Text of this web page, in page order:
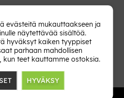
evästeitä mukauttaakseen ja
näytettävää sisältöä.
hyväksyt kaiken tyyppiset
parhaan mahdollisen
kun teet kauttamme ostoksia.
HYVÄKSY